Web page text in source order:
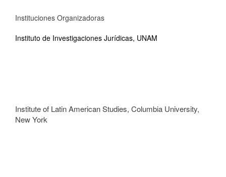
Instituciones Organizadoras
Instituto de Investigaciones Jurídicas, UNAM
Institute of Latin American Studies, Columbia University,
New York